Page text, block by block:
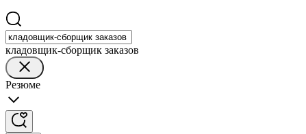
кладовщик-сборщик заказов
Резюме